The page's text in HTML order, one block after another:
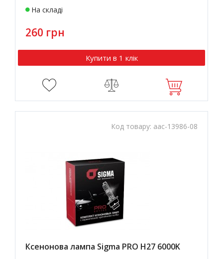
На складі
260 грн
Купити в 1 клік
Код товару: aac-13986-08
Ксенонова лампа Sigma PRO H27 6000K